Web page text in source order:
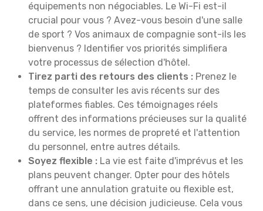
équipements non négociables. Le Wi-Fi est-il
crucial pour vous ? Avez-vous besoin d'une salle
de sport ? Vos animaux de compagnie sont-ils les
bienvenus ? Identifier vos priorités simplifiera
votre processus de sélection d'hôtel.
Tirez parti des retours des clients : Prenez le
temps de consulter les avis récents sur des
plateformes fiables. Ces témoignages réels
offrent des informations précieuses sur la qualité
du service, les normes de propreté et l'attention
du personnel, entre autres détails.
Soyez flexible : La vie est faite d'imprévus et les
plans peuvent changer. Opter pour des hôtels
offrant une annulation gratuite ou flexible est,
dans ce sens, une décision judicieuse. Cela vous